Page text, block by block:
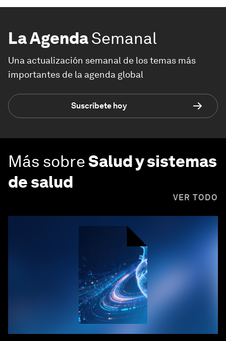
La AgendaSemanal
Una actualización semanal de los temas más
importantes de la agenda global
Suscríbete hoy
Más sobreSalud y sistemas
de salud
VER TODO